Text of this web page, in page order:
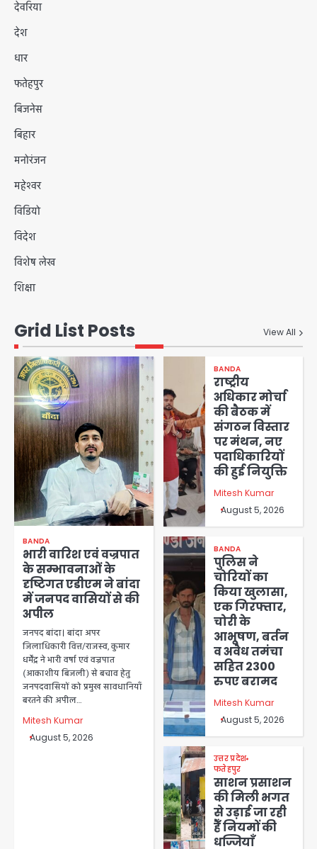
देवरिया
देश
धार
फतेहपुर
बिजनेस
बिहार
मनोरंजन
महेश्वर
विडियो
विदेश
विशेष लेख
शिक्षा
Grid List Posts View All
BANDA
भारी वारिश एवं वज्रपात
के सम्भावनाओं के
दृष्टिगत एडीएम ने बांदा
में जनपद वासियों से की
अपील
जनपद बांदा। बांदा अपर
जिलाधिकारी वित्त/राजस्व, कुमार
धर्मेंद्र ने भारी वर्षा एवं वज्रपात
(आकाशीय बिजली) से बचाव हेतु
जनपदवासियों को प्रमुख सावधानियाँ
बरतने की अपील…
Mitesh Kumar
August 5, 2026
BANDA
राष्ट्रीय
अधिकार मोर्चा
की बैठक में
संगठन विस्तार
पर मंथन, नए
पदाधिकारियों
की हुई नियुक्ति
Mitesh Kumar
August 5, 2026
BANDA
पुलिस ने
चोरियों का
किया खुलासा,
एक गिरफ्तार,
चोरी के
आभूषण, बर्तन
व अवैध तमंचा
सहित 2300
रुपए बरामद
Mitesh Kumar
August 5, 2026
उत्तर प्रदेश
फतेहपुर
साशन प्रसाशन
की मिली भगत
से उड़ाई जा रही
हैँ नियमों की
धज्जियाँ